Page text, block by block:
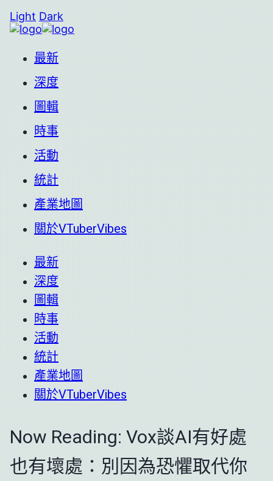
Light Dark
最新
深度
圖輯
時事
活動
統計
產業地圖
關於VTuberVibes
最新
深度
圖輯
時事
活動
統計
產業地圖
關於VTuberVibes
Now Reading: Vox談AI有好處
也有壞處：別因為恐懼取代你